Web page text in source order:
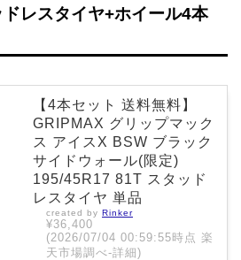
レスタイヤ+ホイール4本
【4本セット 送料無料】
GRIPMAX グリップマック
ス アイスX BSW ブラック
サイドウォール(限定)
195/45R17 81T スタッド
レスタイヤ 単品
created by Rinker
¥36,400
(2026/07/04 00:59:55時点 楽
天市場調べ-詳細)